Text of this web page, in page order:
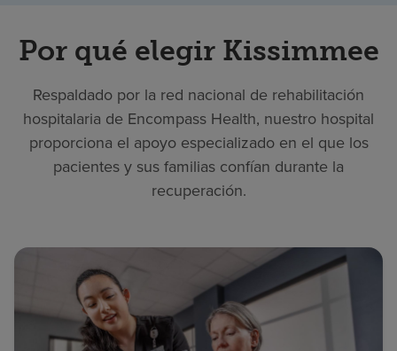
Por qué elegir Kissimmee
Respaldado por la red nacional de rehabilitación
hospitalaria de Encompass Health, nuestro hospital
proporciona el apoyo especializado en el que los
pacientes y sus familias confían durante la
recuperación.